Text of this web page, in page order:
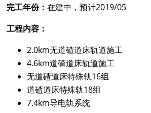
完工年份：在建中，预计2019/05
工程内容：
2.0km无道碴道床轨道施工
4.6km道碴道床轨道施工
无道碴道床特殊轨16组
道碴道床特殊轨18组
7.4km导电轨系统